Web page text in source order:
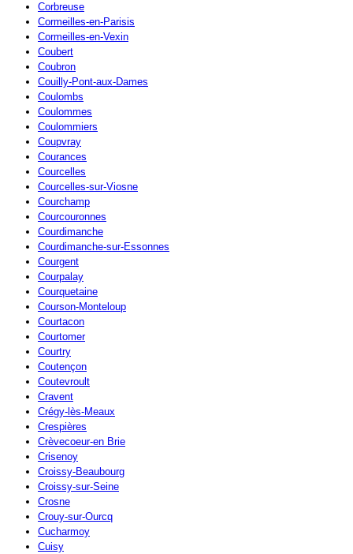
Corbreuse
Cormeilles-en-Parisis
Cormeilles-en-Vexin
Coubert
Coubron
Couilly-Pont-aux-Dames
Coulombs
Coulommes
Coulommiers
Coupvray
Courances
Courcelles
Courcelles-sur-Viosne
Courchamp
Courcouronnes
Courdimanche
Courdimanche-sur-Essonnes
Courgent
Courpalay
Courquetaine
Courson-Monteloup
Courtacon
Courtomer
Courtry
Coutençon
Coutevroult
Cravent
Crégy-lès-Meaux
Crespières
Crèvecoeur-en Brie
Crisenoy
Croissy-Beaubourg
Croissy-sur-Seine
Crosne
Crouy-sur-Ourcq
Cucharmoy
Cuisy